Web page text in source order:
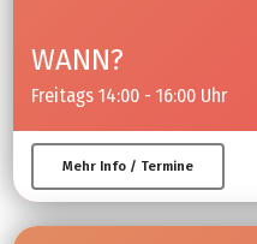
WANN?
Freitags 14:00 - 16:00 Uhr
Mehr Info / Termine